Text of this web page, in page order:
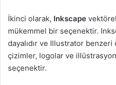
İkinci olarak, Inkscape
mükemmel bir seçenektir.
dayalıdır ve Illustrator
çizimler, logolar ve
seçenektir.